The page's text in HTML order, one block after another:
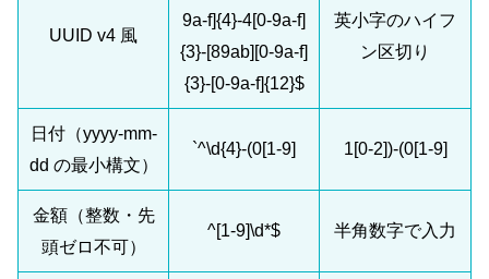
UUID v4 風
9a-f]{4}-4[0-9a-f]
{3}-[89ab][0-9a-f]
{3}-[0-9a-f]{12}$
英小字のハイフ
ン区切り
日付（yyyy-mm-
dd の最小構文）
`^\d{4}-(0[1-9] 1[0-2])-(0[1-9]
金額（整数・先
頭ゼロ不可）
^[1-9]\d*$ 半角数字で入力